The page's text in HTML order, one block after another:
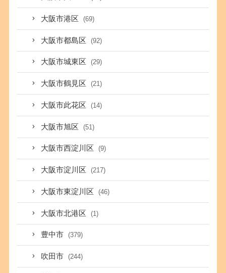
大阪市港区 (69)
大阪市都島区 (92)
大阪市城東区 (29)
大阪市鶴見区 (21)
大阪市此花区 (14)
大阪市旭区 (51)
大阪市西淀川区 (9)
大阪市淀川区 (217)
大阪市東淀川区 (46)
大阪市北港区 (1)
豊中市 (379)
吹田市 (244)